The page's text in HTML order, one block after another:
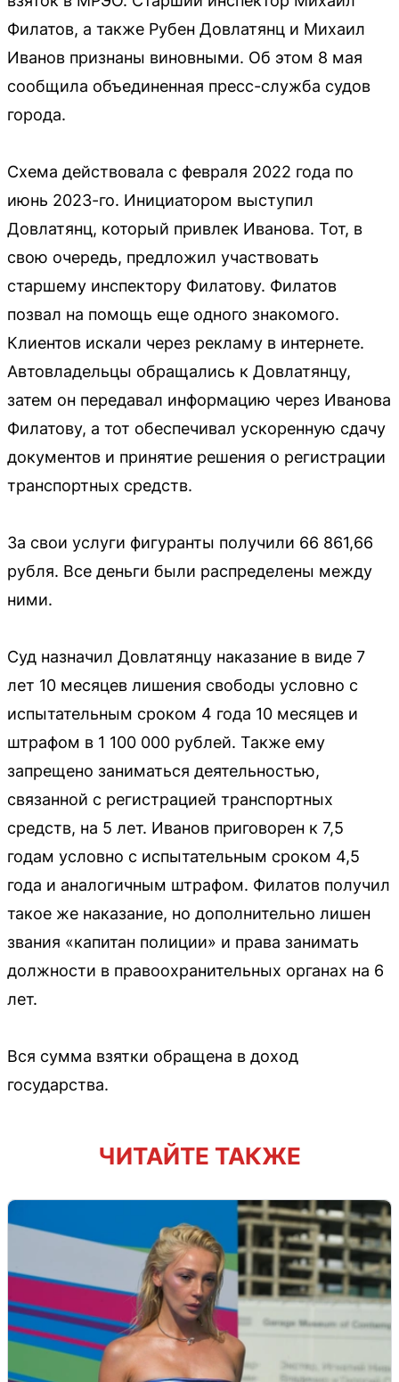
Филатов, а также Рубен Довлатянц и Михаил
Иванов признаны виновными. Об этом 8 мая
сообщила объединенная пресс-служба судов
города.
Схема действовала с февраля 2022 года по
июнь 2023-го. Инициатором выступил
Довлатянц, который привлек Иванова. Тот, в
свою очередь, предложил участвовать
старшему инспектору Филатову. Филатов
позвал на помощь еще одного знакомого.
Клиентов искали через рекламу в интернете.
Автовладельцы обращались к Довлатянцу,
затем он передавал информацию через Иванова
Филатову, а тот обеспечивал ускоренную сдачу
документов и принятие решения о регистрации
транспортных средств.
За свои услуги фигуранты получили 66 861,66
рубля. Все деньги были распределены между
ними.
Суд назначил Довлатянцу наказание в виде 7
лет 10 месяцев лишения свободы условно с
испытательным сроком 4 года 10 месяцев и
штрафом в 1 100 000 рублей. Также ему
запрещено заниматься деятельностью,
связанной с регистрацией транспортных
средств, на 5 лет. Иванов приговорен к 7,5
годам условно с испытательным сроком 4,5
года и аналогичным штрафом. Филатов получил
такое же наказание, но дополнительно лишен
звания «капитан полиции» и права занимать
должности в правоохранительных органах на 6
лет.
Вся сумма взятки обращена в доход
государства.
ЧИТАЙТЕ ТАКЖЕ